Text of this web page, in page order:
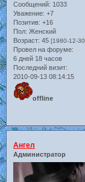
Сообщений: 1033
Уважение: +7
Позитив: +16
Пол: Женский
Возраст: 45 [1980-12-
Провел на форуме:
6 дней 18 часов
Последний визит:
2010-09-13 08:14:15
offline
Ангел
Администратор